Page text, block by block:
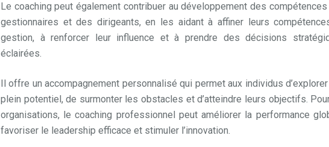
Le coaching peut également contribuer au développement des
gestionnaires et des dirigeants, en les aidant à affiner leurs
gestion, à renforcer leur influence et à prendre des décisions
éclairées.
Il offre un accompagnement personnalisé qui permet aux individus
plein potentiel, de surmonter les obstacles et d’atteindre leurs objectifs.
organisations, le coaching professionnel peut améliorer la performance
favoriser le leadership efficace et stimuler l’innovation.